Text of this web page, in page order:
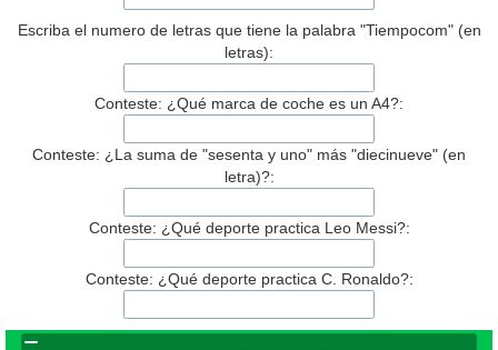
Escriba el numero de letras que tiene la palabra "Tiempocom" (en
letras):
Conteste: ¿Qué marca de coche es un A4?:
Conteste: ¿La suma de "sesenta y uno" más "diecinueve" (en
letra)?:
Conteste: ¿Qué deporte practica Leo Messi?:
Conteste: ¿Qué deporte practica C. Ronaldo?: